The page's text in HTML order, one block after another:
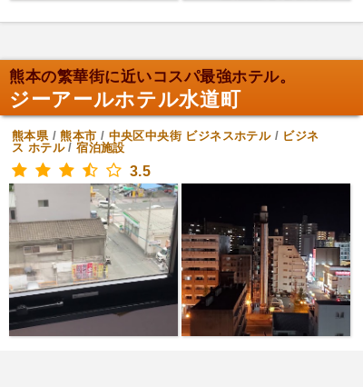
熊本の繁華街に近いコスパ最強ホテル。
ジーアールホテル水道町
熊本県/熊本市 / 中央区中央街 ビジネスホテル/ ビジネ
ス ホテル/宿泊施設
3.5